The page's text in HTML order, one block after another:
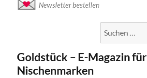
Newsletter bestellen
nach:
Goldstück – E-Magazin für
Nischenmarken